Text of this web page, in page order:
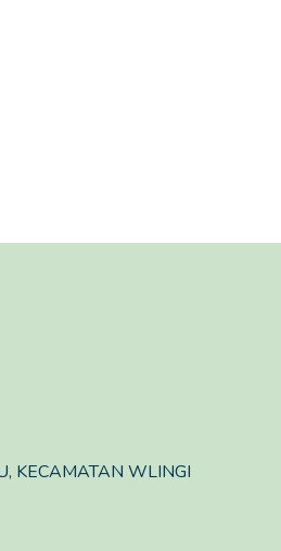
KECAMATAN WLINGI